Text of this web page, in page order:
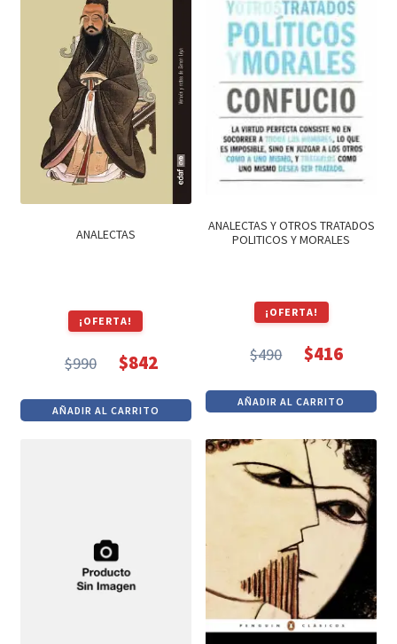
ANALECTAS
¡OFERTA!
$990
precio
original
$842
precio
actual
AÑADIR AL CARRITO
ANALECTAS Y OTROS TRATADOS
POLITICOS Y MORALES
¡OFERTA!
$490
precio
original
era:
$490.
$416
precio
actual
es:
$416.
AÑADIR AL CARRITO